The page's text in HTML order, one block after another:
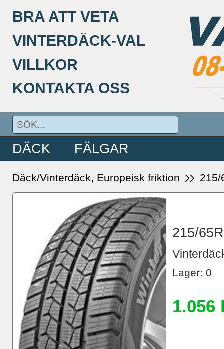
BRA ATT VETA
VINTERDÄCK-VAL
VILLKOR
KONTAKTA OSS
DÄCK FÄLGAR
Däck/Vinterdäck, Europeisk friktion 215/
215/
Lager: 0
1.056